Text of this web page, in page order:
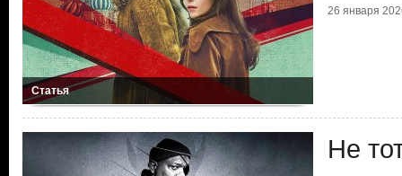
Статья
26 января
Не